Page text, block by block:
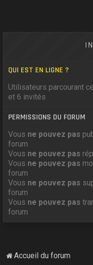
QUI EST EN LIGNE ?
Utilisateurs parcourant
et 6 invités
PERMISSIONS DU FORUM
Vous ne pouvez pas
forum
Vous ne pouvez pas
Vous ne pouvez pas
forum
Vous ne pouvez pas
forum
Vous ne pouvez pas
forum
Accueil du forum